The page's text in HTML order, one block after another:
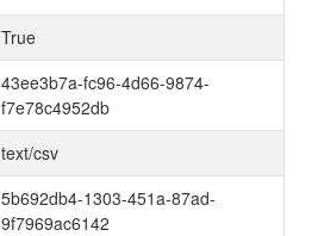
True
43ee3b7a-fc96-4d66-9874-
f7e78c4952db
text/csv
5b692db4-1303-451a-87ad-
9f7969ac6142